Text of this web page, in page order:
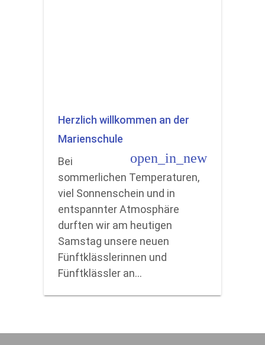
Herzlich willkommen an der
Marienschule
open_in_new
Bei
sommerlichen Temperaturen,
viel Sonnenschein und in
entspannter Atmosphäre
durften wir am heutigen
Samstag unsere neuen
Fünftklässlerinnen und
Fünftklässler an…